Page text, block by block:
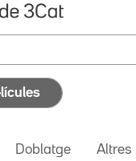
Doblatge Altres